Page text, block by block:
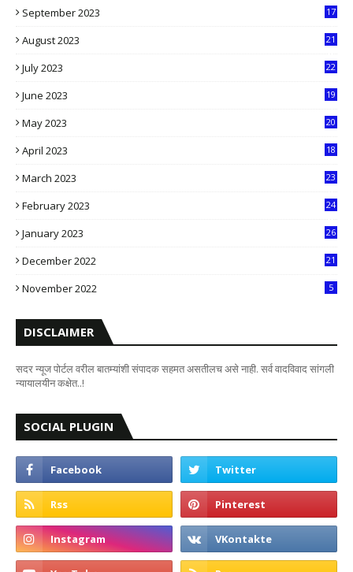
September 2023
17
August 2023
21
July 2023
22
June 2023
19
May 2023
20
April 2023
18
March 2023
23
February 2023
24
January 2023
26
December 2022
21
November 2022 5
DISCLAIMER
सदर न्यूज पोर्टल वरील बातम्यांशी संपादक सहमत असतीलच असे नाही. सर्व वादविवाद सांगली
न्यायालयीन कक्षेत..!
SOCIAL PLUGIN